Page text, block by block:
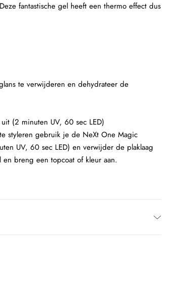
fantastische gel heeft een thermo effect dus
te verwijderen en dehydrateer de
(2 minuten UV, 60 sec LED)
styleren gebruik je de NeXt One Magic
UV, 60 sec LED) en verwijder de plaklaag
breng een topcoat of kleur aan.